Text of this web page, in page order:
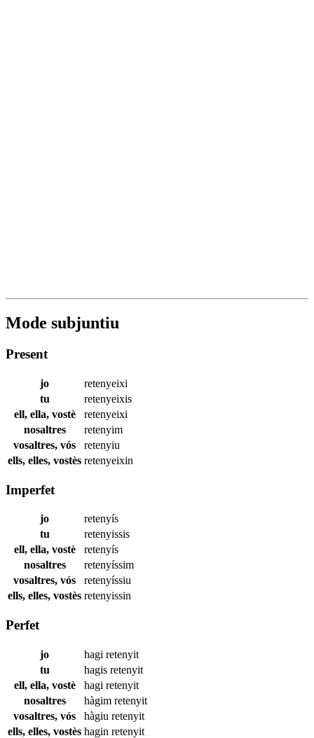
Mode subjuntiu
Present
jo
retenyeixi
tu
retenyeixis
ell, ella, vostè
retenyeixi
nosaltres
retenyim
vosaltres, vós
retenyiu
ells, elles, vostès retenyeixin
Imperfet
jo
retenyís
tu
retenyissis
ell, ella, vostè
retenyís
nosaltres
retenyíssim
vosaltres, vós
retenyíssiu
ells, elles, vostès retenyissin
Perfet
jo hagi retenyit
tu
hagis retenyit
ell, ella, vostè
hagi retenyit
nosaltres
hàgim retenyit
vosaltres, vós
hàgiu retenyit
ells, elles, vostès hagin retenyit